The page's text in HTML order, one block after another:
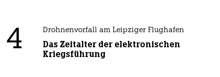
4 Drohnenvorfall am Leipziger Flughafen
Das Zeitalter der elektronischen
Kriegsführung